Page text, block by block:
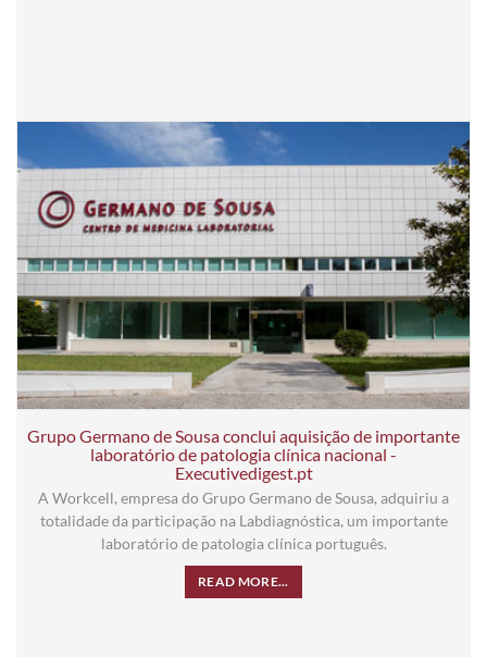
Grupo Germano de Sousa conclui aquisição de importante
laboratório de patologia clínica nacional -
Executivedigest.pt
A Workcell, empresa do Grupo Germano de Sousa, adquiriu a
totalidade da participação na Labdiagnóstica, um importante
laboratório de patologia clínica português.
READ MORE...